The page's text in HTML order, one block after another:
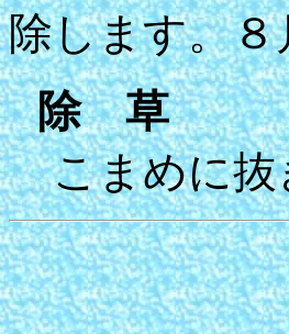
除します。
除 草
こまめに抜